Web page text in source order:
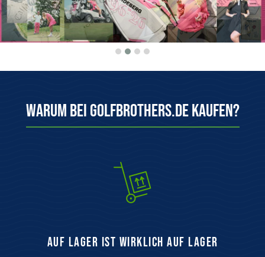
Warum bei Golfbrothers.de kaufen?
auf Lager ist wirklich auf Lager